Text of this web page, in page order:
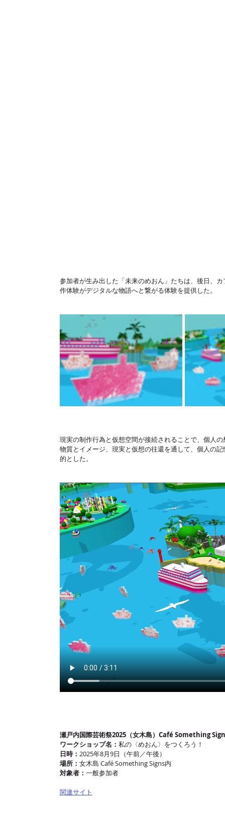
参加者が生み出した「未来のめおん」たちは、後日、
作体験がデジタルな物語へと繋がる体験を提供した。
現実の制作行為と仮想空間が接続されることで、個人
物質とイメージ、現実と仮想の往還を通して、個人の
的とした。
瀬戸内国際芸術祭2025（女木島）Café Something
ワークショップ名： 私の〈めおん〉をつくろう！
日時： 2025年8月9日（午前／午後）
場所： 女木島 Café Something Signs内
対象者： 一般参加者
関連サイト